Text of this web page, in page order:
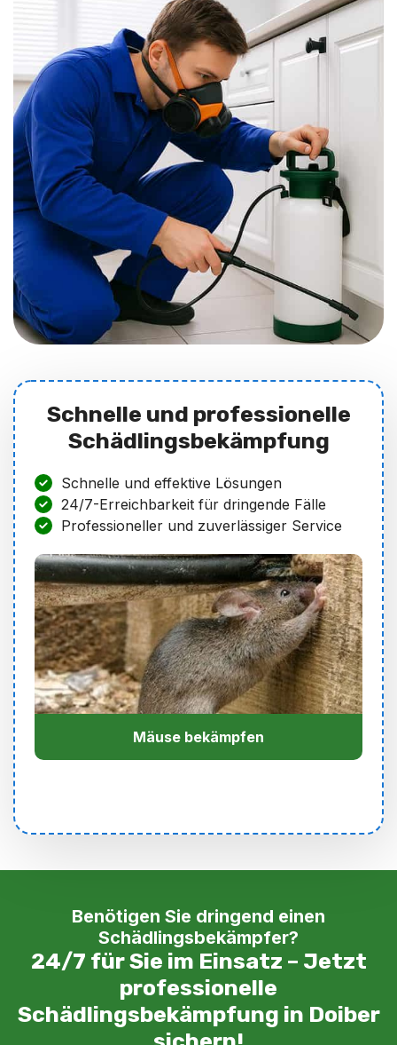
Schnelle und professionelle
Schädlingsbekämpfung
Schnelle und effektive Lösungen
24/7-Erreichbarkeit für dringende Fälle
Professioneller und zuverlässiger Service
Mäuse bekämpfen
Benötigen Sie dringend einen
Schädlingsbekämpfer?
24/7 für Sie im Einsatz – Jetzt
professionelle
Schädlingsbekämpfung in Doiber